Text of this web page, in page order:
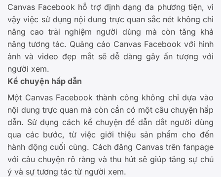
Canvas Facebook hỗ trợ định dạng đa phương tiện, vì
vậy việc sử dụng nội dung trực quan sắc nét không chỉ
nâng cao trải nghiệm người dùng mà còn tăng khả
năng tương tác. Quảng cáo Canvas Facebook với hình
ảnh và video đẹp mắt sẽ dễ dàng gây ấn tượng với
người xem.
Kể chuyện hấp dẫn
Một Canvas Facebook thành công không chỉ dựa vào
nội dung trực quan mà còn cần có một câu chuyện hấp
dẫn. Sử dụng cách kể chuyện để dẫn dắt người dùng
qua các bước, từ việc giới thiệu sản phẩm cho đến
hành động cuối cùng. Cách đăng Canvas trên fanpage
với câu chuyện rõ ràng và thu hút sẽ giúp tăng sự chú
ý và sự tương tác từ người xem.